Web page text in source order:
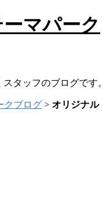
マパーク
タッフのブログです。
クブログ > オリジナル